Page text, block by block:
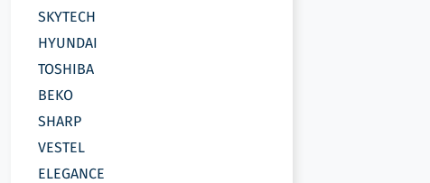
SKYTECH
HYUNDAI
TOSHIBA
BEKO
SHARP
VESTEL
ELEGANCE